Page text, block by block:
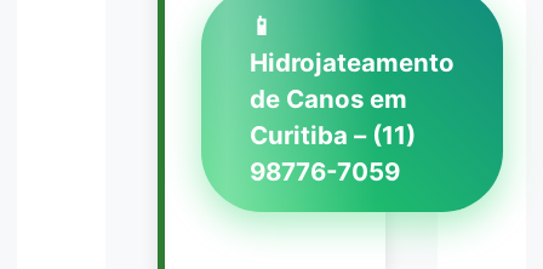
📱
Hidrojateamento
de Canos em
Curitiba – (11)
98776-7059